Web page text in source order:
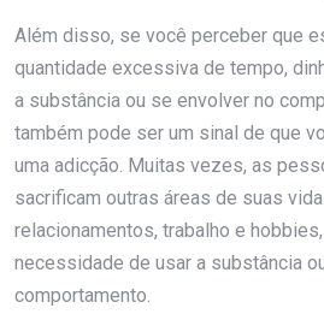
Além disso, se você perceber que
quantidade excessiva de tempo,
a substância ou se envolver no
também pode ser um sinal de que
uma adicção. Muitas vezes, as
sacrificam outras áreas de suas
relacionamentos, trabalho e
necessidade de usar a substância
comportamento.